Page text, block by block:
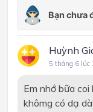
Huỳnh
5 tháng 6 lúc
Em nhớ bữa
khômg có dạ